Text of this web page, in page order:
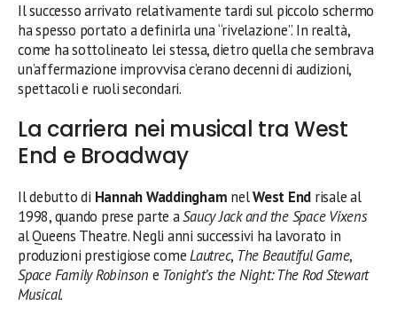
Il successo arrivato relativamente tardi sul piccolo schermo
ha spesso portato a definirla una “rivelazione”. In realtà,
come ha sottolineato lei stessa, dietro quella che sembrava
un’affermazione improvvisa c’erano decenni di audizioni,
spettacoli e ruoli secondari.
La carriera nei musical tra West
End e Broadway
Il debutto di Hannah Waddingham nelWest End risale al
1998, quando prese parte aSaucy Jack and the Space Vixens
al Queens Theatre. Negli anni successivi ha lavorato in
produzioni prestigiose comeLautrec, The Beautiful Game,
Space Family Robinson e Tonight’s the Night: The Rod Stewart
Musical.